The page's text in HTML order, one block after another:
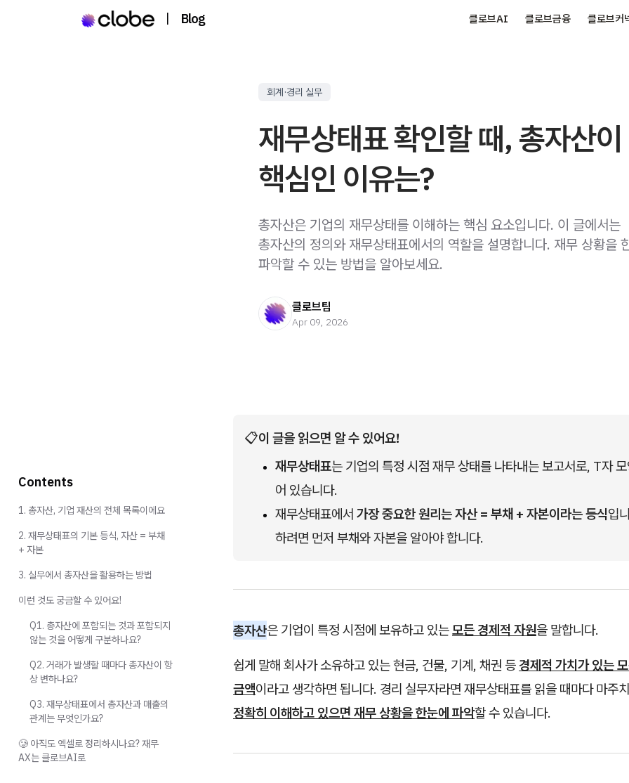
| Blog 클로브AI 클로브금융 클로브커
회계·경리 실무
재무상태표 확인할 때, 총자산이
핵심인 이유는?
총자산은 기업의 재무상태를 이해하는 핵심 요소입니다. 이 글에서는
총자산의 정의와 재무상태표에서의 역할을 설명합니다. 재무 상황을
파악할 수 있는 방법을 알아보세요.
클로브팀
Apr 09, 2026
📋이 글을 읽으면 알 수 있어요!
재무상태표는 기업의 특정 시점 재무 상태를 나타내는 보고서로, T자
어 있습니다.
재무상태표에서 가장 중요한 원리는 자산 = 부채 + 자본이라는 등식입
하려면 먼저 부채와 자본을 알아야 합니다.
총자산은 기업이 특정 시점에 보유하고 있는모든 경제적 자원을 말합니다.
쉽게 말해 회사가 소유하고 있는 현금, 건물, 기계, 채권 등 경제적 가치가 있는
금액이라고 생각하면 됩니다. 경리 실무자라면 재무상태표를 읽을 때마다 마주
정확히 이해하고 있으면 재무 상황을 한눈에 파악할 수 있습니다.
Contents
1. 총자산, 기업 재산의 전체 목록이에요
2. 재무상태표의 기본 등식, 자산 = 부채
+ 자본
3. 실무에서 총자산을 활용하는 방법
이런 것도 궁금할 수 있어요!
Q1. 총자산에 포함되는 것과 포함되지
않는 것을 어떻게 구분하나요?
Q2. 거래가 발생할 때마다 총자산이 항
상 변하나요?
Q3. 재무상태표에서 총자산과 매출의
관계는 무엇인가요?
🥲 아직도 엑셀로 정리하시나요? 재무
AX는 클로브AI로